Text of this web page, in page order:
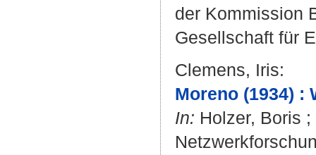
der Kommission
Gesellschaft für
Clemens, Iris:
Moreno (1934) :
In: Holzer, Boris ;